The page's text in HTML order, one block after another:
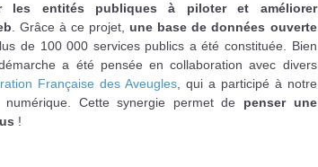
les entités publiques à piloter et améliorer
. Grâce à ce projet,une base de données ouverte
de 100 000 services publics a été constituée. Bien
a été pensée en collaboration avec divers
Française des Aveugles, qui a participé à notre
Cette synergie permet de penser une
!